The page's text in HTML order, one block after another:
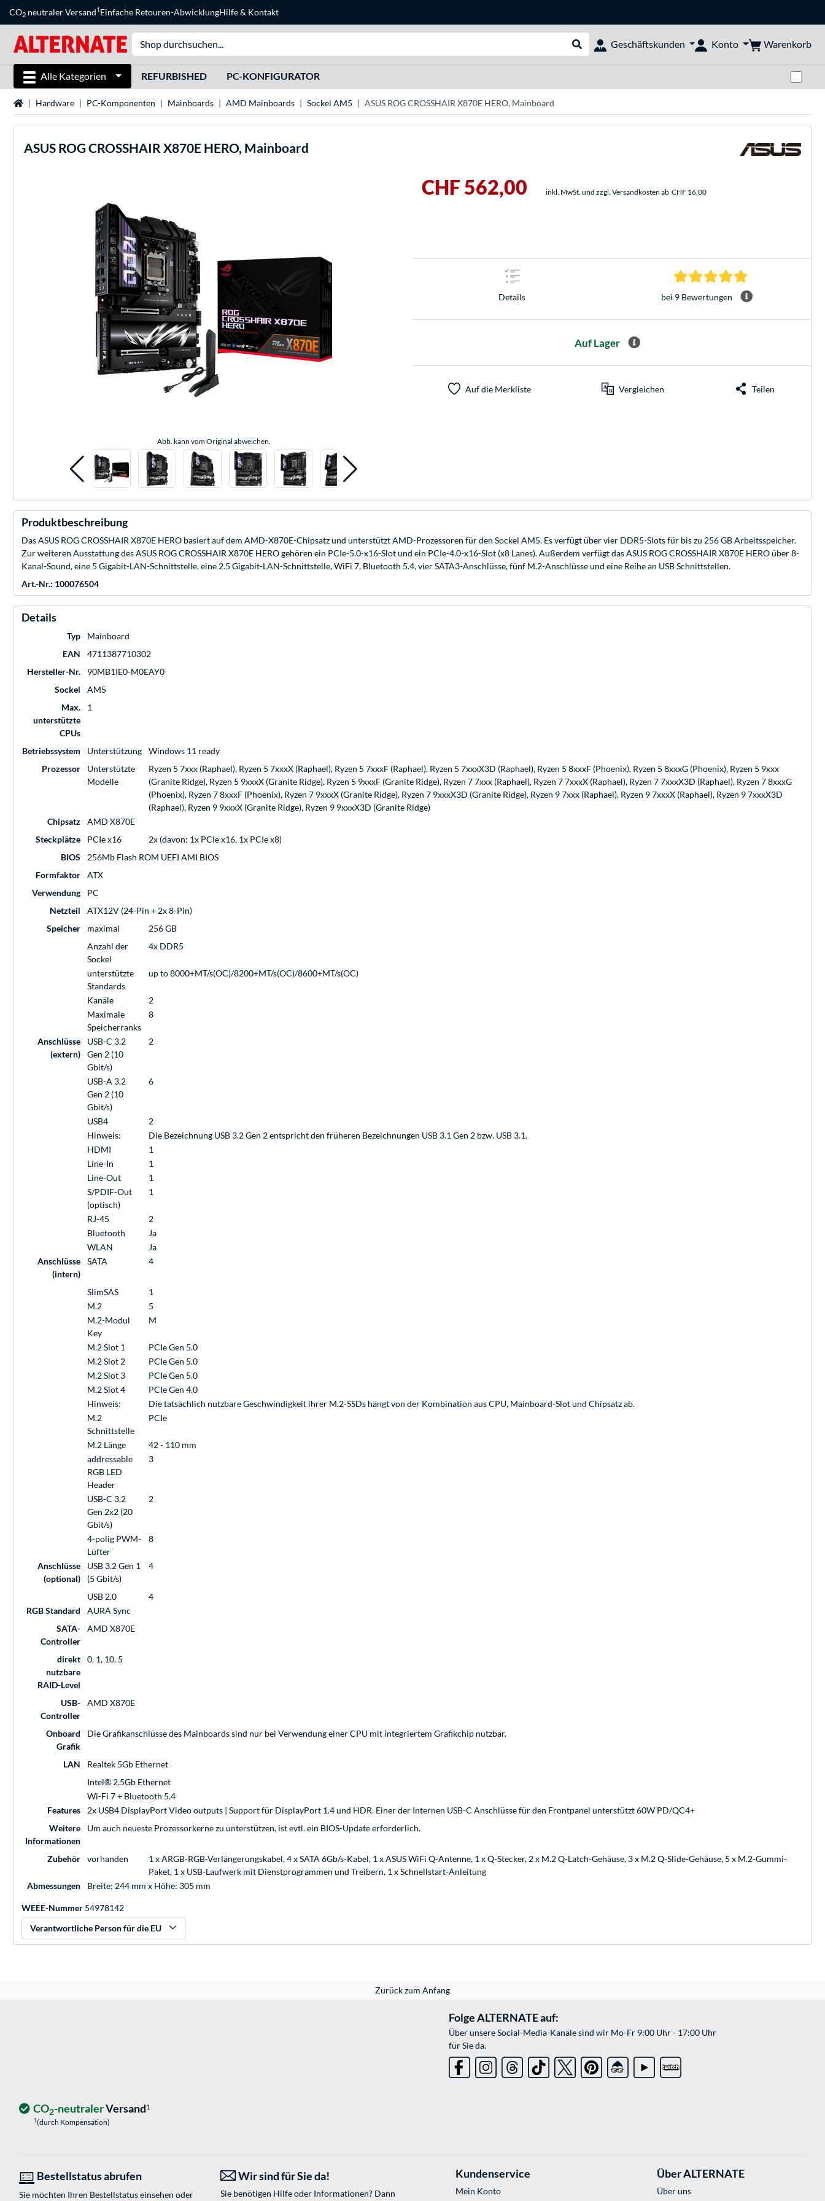
CO2 neutraler Versand1Einfache Retouren-AbwicklungHilfe& Kontakt
Suche durchführen
Geschäftskunden Konto Warenkorb
Alle Kategorien REFURBISHED PC-KONFIGURATOR
StartseiteHardware PC-Komponenten Mainboards AMD Mainboards Sockel AM5 ASUS ROG CROSSHAIR X870E HERO, Mainboard
ASUS ROG CROSSHAIR X870E HERO, Mainboard
Abb. kann vom Original abweichen.
CHF 562,00 inkl. MwSt. und zzgl. Versandkosten ab CHF 16,00
Details
4.8 Sterne bei 9
bei 9 Bewertungen
Auf Lager
Auf die Merkliste Vergleichen Teilen
Produktbeschreibung
Das ASUS ROG CROSSHAIR X870E HERO basiert auf dem AMD-X870E-Chipsatz und unterstützt AMD-Prozessoren für den Sockel AM5. Es verfügt über vier DDR5-Slots für bis zu 256 GB Arbeitsspeicher.
Zur weiteren Ausstattung des ASUS ROG CROSSHAIR X870E HERO gehören ein PCIe-5.0-x16-Slot und ein PCIe-4.0-x16-Slot (x8 Lanes). Außerdem verfügt das ASUS ROG CROSSHAIR X870E HERO über 8-
Kanal-Sound, eine 5 Gigabit-LAN-Schnittstelle, eine 2.5 Gigabit-LAN-Schnittstelle, WiFi 7, Bluetooth 5.4, vier SATA3-Anschlüsse, fünf M.2-Anschlüsse und eine Reihe an USB Schnittstellen.
Art.-Nr.: 100076504
Details
Typ
Mainboard
EAN
4711387710302
Hersteller-Nr.
90MB1IE0-M0EAY0
Sockel
AM5
Max.
unterstützte
CPUs
1
Betriebssystem Unterstützung
Windows 11 ready
Prozessor
Unterstützte
Modelle
Ryzen 5 7xxx (Raphael), Ryzen 5 7xxxX (Raphael), Ryzen 5 7xxxF (Raphael), Ryzen 5 7xxxX3D (Raphael), Ryzen 5 8xxxF (Phoenix), Ryzen 5 8xxxG (Phoenix), Ryzen 5 9xxx
(Granite Ridge), Ryzen 5 9xxxX (Granite Ridge), Ryzen 5 9xxxF (Granite Ridge), Ryzen 7 7xxx (Raphael), Ryzen 7 7xxxX (Raphael), Ryzen 7 7xxxX3D (Raphael), Ryzen 7 8xxxG
(Phoenix), Ryzen 7 8xxxF (Phoenix), Ryzen 7 9xxxX (Granite Ridge), Ryzen 7 9xxxX3D (Granite Ridge), Ryzen 9 7xxx (Raphael), Ryzen 9 7xxxX (Raphael), Ryzen 9 7xxxX3D
(Raphael), Ryzen 9 9xxxX (Granite Ridge), Ryzen 9 9xxxX3D (Granite Ridge)
Chipsatz
AMD X870E
Steckplätze
PCIe x16
2x (davon: 1x PCIe x16, 1x PCIe x8)
BIOS
256Mb Flash ROM UEFI AMI BIOS
Formfaktor
ATX
Verwendung
PC
Netzteil
ATX12V (24-Pin + 2x 8-Pin)
Speicher
maximal
256 GB
Anzahl der
Sockel
4x DDR5
unterstützte
Standards
up to 8000+MT/s(OC)/8200+MT/s(OC)/8600+MT/s(OC)
Kanäle
2
Maximale
Speicherranks
8
Anschlüsse
(extern)
USB-C 3.2
Gen 2 (10
Gbit/s)
2
USB-A 3.2
Gen 2 (10
Gbit/s)
6
USB4
2
Hinweis:
Die Bezeichnung USB 3.2 Gen 2 entspricht den früheren Bezeichnungen USB 3.1 Gen 2 bzw. USB 3.1.
HDMI
1
Line-In
1
Line-Out
1
S/PDIF-Out
(optisch)
1
RJ-45
2
Bluetooth
Ja
WLAN
Ja
Anschlüsse
(intern)
SATA 4
SlimSAS
1
M.2
5
M.2-Modul
Key
M
M.2 Slot 1
PCIe Gen 5.0
M.2 Slot 2
PCIe Gen 5.0
M.2 Slot 3
PCIe Gen 5.0
M.2 Slot 4
PCIe Gen 4.0
Hinweis:
Die tatsächlich nutzbare Geschwindigkeit ihrer M.2-SSDs hängt von der Kombination aus CPU, Mainboard-Slot und Chipsatz ab.
M.2
Schnittstelle
PCIe
M.2 Länge
42 - 110 mm
addressable
RGB LED
Header
3
USB-C 3.2
Gen 2x2 (20
Gbit/s)
2
4-polig PWM-
Lüfter
8
Anschlüsse
(optional)
USB 3.2 Gen 1
(5 Gbit/s)
4
USB 2.0
4
RGB Standard
AURA Sync
SATA-
Controller
AMD X870E
direkt
nutzbare
RAID-Level
0, 1, 10, 5
USB-
Controller
AMD X870E
Onboard
Grafik
Die Grafikanschlüsse des Mainboards sind nur bei Verwendung einer CPU mit integriertem Grafikchip nutzbar.
LAN
Realtek 5Gb Ethernet
Intel® 2.5Gb Ethernet
Wi-Fi 7 + Bluetooth 5.4
Features
2x USB4 DisplayPort Video outputs | Support für DisplayPort 1.4 und HDR. Einer der Internen USB-C Anschlüsse für den Frontpanel unterstützt 60W PD/QC4+
Weitere
Informationen
Um auch neueste Prozessorkerne zu unterstützen, ist evtl. ein BIOS-Update erforderlich.
Zubehör vorhanden
1 x ARGB-RGB-Verlängerungskabel, 4 x SATA 6Gb/s-Kabel, 1 x ASUS WiFi Q-Antenne, 1 x Q-Stecker, 2 x M.2 Q-Latch-Gehäuse, 3 x M.2 Q-Slide-Gehäuse, 5 x M.2-Gummi-
Paket, 1 x USB-Laufwerk mit Dienstprogrammen und Treibern, 1 x Schnellstart-Anleitung
Abmessungen
Breite: 244 mm x Höhe: 305 mm
WEEE-Nummer 54978142
Verantwortliche Person für die EU
Zurück zum Anfang
Folge ALTERNATE auf:
Über unsere Social-Media-Kanäle sind wir Mo-Fr 9:00 Uhr - 17:00 Uhr
für Sie da.
CO2-neutralerVersand1
1(durch Kompensation)
Bestellstatus abrufen
Sie möchten Ihren Bestellstatus einsehen oder
Wir sind für Sie da!
Sie benötigen Hilfe oder Informationen? Dann
Kundenservice
Mein Konto
Über ALTERNATE
Über uns